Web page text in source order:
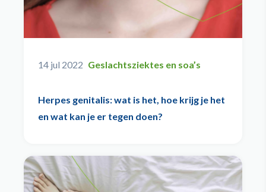
Herpes genitalis: wat is het, hoe krijg je het
en wat kan je er tegen doen?
14 jul 2022 Geslachtsziektes en soa’s